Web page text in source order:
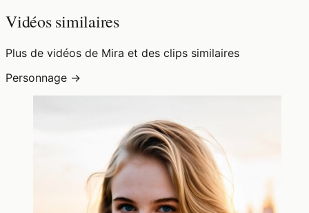
Vidéos similaires
Plus de vidéos de Mira et des clips similaires
Personnage →